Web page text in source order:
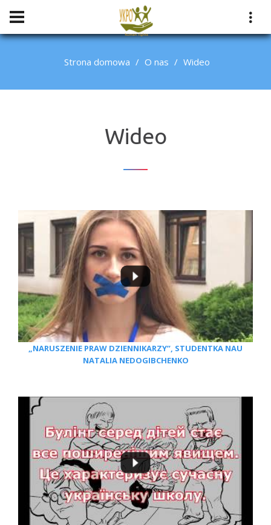
Strona domowa O nas Wideo
Wideo
„NARUSZENIE PRAW DZIENNIKARZY”, STUDENTKA NAU
NATALIA NEDOGIBCHENKO